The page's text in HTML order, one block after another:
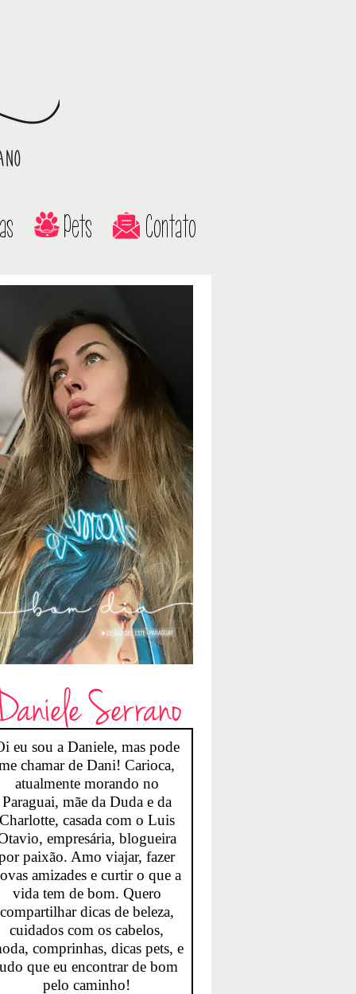
Pets Contato
Serrano
eu sou a Daniele, mas pode
chamar de Dani! Carioca,
atualmente morando no
Paraguai, mãe da Duda e da
casada com o Luis
empresária, blogueira
paixão. Amo viajar, fazer
amizades e curtir o que a
vida tem de bom. Quero
compartilhar dicas de beleza,
cuidados com os cabelos,
comprinhas, dicas pets, e
que eu encontrar de bom
pelo caminho!